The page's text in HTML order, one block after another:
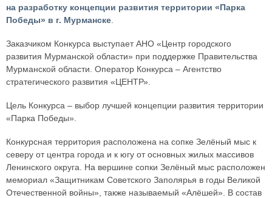
на разработку концепции развития территории «Парка
Победы» в г. Мурманске
Заказчиком Конкурса выступает АНО «Центр городского
развития Мурманской области» при поддержке Правительства
Мурманской области. Оператор Конкурса – Агентство
стратегического развития «ЦЕНТР».
Цель Конкурса – выбор лучшей концепции развития территории
«Парка Победы».
Конкурсная территория расположена на сопке Зелёный мыс к
северу от центра города и к югу от основных жилых массивов
Ленинского округа. На вершине сопки Зелёный мыс расположен
мемориал «Защитникам Советского Заполярья в годы Великой
Отечественной войны», также называемый «Алёшей». В состав